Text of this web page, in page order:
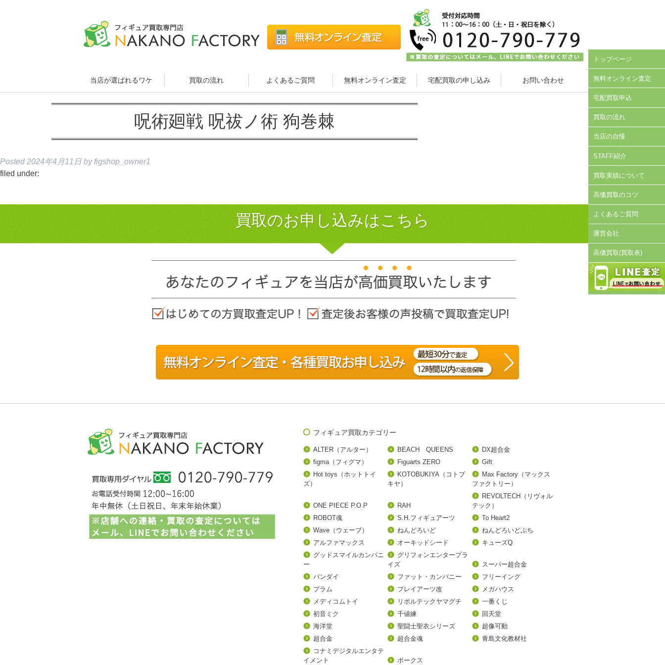
当店が選ばれるワケ 買取の流れ よくあるご質問 無料オンライン査定 宅配買取の申し込み お問い合わせ
呪術廻戦 呪祓ノ術 狗巻棘
Posted 2024年4月11日 by figshop_owner1
filed under:
トップページ
無料オンライン査定
宅配買取申込
買取の流れ
当店の自慢
STAFF紹介
買取実績について
高価買取のコツ
よくあるご質問
運営会社
高価買取(買取表)
買取のお申し込みはこちら
フィギュア買取カテゴリー
ALTER（アルター） BEACH QUEENS
DX超合金
figma（フィグマ）
Figuarts ZERO
Gift
Hot toys（ホットトイ
ズ）
KOTOBUKIYA（コトブ
キヤ）
Max Factory（マックス
ファクトリー）
ONE PIECE P.O.P RAH
REVOLTECH（リヴォル
テック）
ROBOT魂
S.H.フィギュアーツ
To Heart2
Wave（ウェーブ）
ねんどろいど
ねんどろいどぷち
アルファマックス
オーキッドシード
キューズQ
グッドスマイルカンパニ
ー
グリフォンエンタープラ
イズ
スーパー超合金
バンダイ
ファット・カンパニー
フリーイング
プラム
プレイアーツ改
メガハウス
メディコムトイ
リボルテックヤマグチ
一番くじ
初音ミク
千値練
回天堂
海洋堂
聖闘士聖衣シリーズ
超像可動
超合金
超合金魂
青島文化教材社
コナミデジタルエンタテ
イメント
ボークス